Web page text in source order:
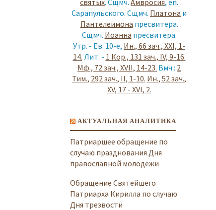
Сарапульского. Сщмч. Платона и
Пантелеимона пресвитера.
Сщмч. Иоанна пресвитера.
Утр. - Ев. 10-е, Ин., 66 зач., XXI, 1-
14. Лит. - 1 Кор., 131 зач., IV, 9-16.
Мф., 72 зач., XVII, 14-23. Вмч.: 2
Тим., 292 зач., II, 1-10. Ин., 52 зач.,
XV, 17 - XVI, 2.
АКТУАЛЬНАЯ АНАЛИТИКА
Патриаршее обращение по
случаю празднования Дня
православной молодежи
Обращение Святейшего
Патриарха Кирилла по случаю
Дня трезвости